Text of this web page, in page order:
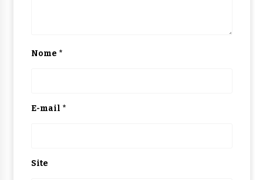
Nome *
E-mail *
Site